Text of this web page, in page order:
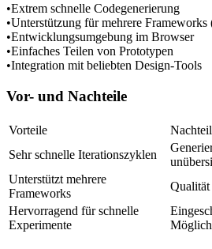
•Extrem schnelle Codegenerierung
•Unterstützung für mehrere Frameworks
•Entwicklungsumgebung im Browser
•Einfaches Teilen von Prototypen
•Integration mit beliebten Design-Tools
Vor- und Nachteile
Vorteile
Sehr schnelle Iterationszyklen
Unterstützt mehrere
Frameworks
Qualität
Hervorragend für schnelle
Experimente